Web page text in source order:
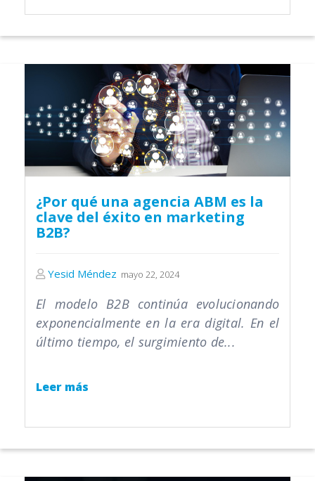
¿Por qué una agencia ABM es la
clave del éxito en marketing
B2B?
Yesid Méndez mayo 22, 2024
El modelo B2B continúa evolucionando
exponencialmente en la era digital. En el
último tiempo, el surgimiento de...
Leer más